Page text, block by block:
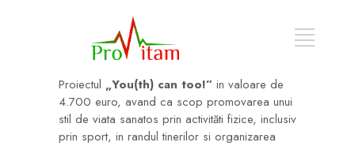
Proiectul „You(th) can too!” in valoare de
4.700 euro, avand ca scop promovarea unui
stil de viata sanatos prin activităti fizice, inclusiv
prin sport, in randul tinerilor si organizarea